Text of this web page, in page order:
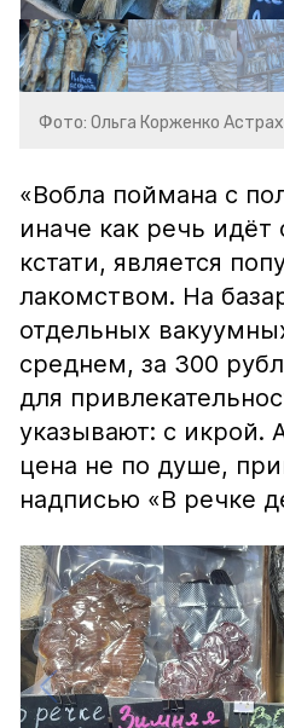
Фото: Ольга Корженко
«Вобла поймана с
иначе как речь идёт
кстати, является
лакомством. На
отдельных
среднем, за 300
для
указывают: с икрой.
цена не по душе,
надписью «В речке